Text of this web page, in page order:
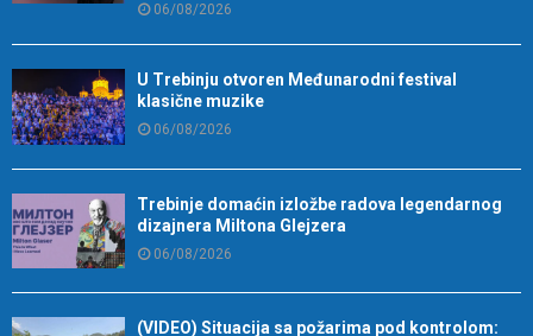
06/08/2026
U Trebinju otvoren Međunarodni festival
klasične muzike
06/08/2026
Trebinje domaćin izložbe radova legendarnog
dizajnera Miltona Glejzera
06/08/2026
(VIDEO) Situacija sa požarima pod kontrolom: